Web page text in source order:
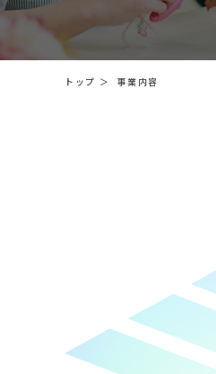
トップ ＞ 事業内容